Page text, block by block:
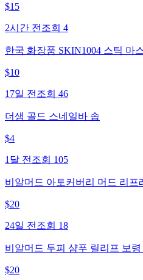
$15
2시간 전 조회 4
한국 화장품 SKIN1004 스틱 마
$10
17일 전 조회 46
더샘 골드 스네일바 솝
$4
1달 전 조회 105
비알머드 아토커버리 머드 리프
$20
24일 전 조회 18
비알머드 두피 샴푸 릴리프 보
$20